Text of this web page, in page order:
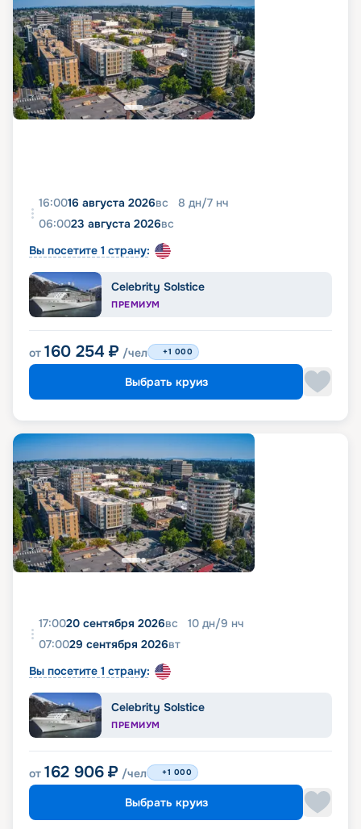
16:0016 августа 2026вс 8 дн/7 нч
06:0023 августа 2026вс
Вы посетите 1 страну:
Celebrity Solstice
ПРЕМИУМ
от 160 254 ₽ /чел +1 000
Выбрать круиз
17:0020 сентября 2026вс 10 дн/9 нч
07:0029 сентября 2026вт
Вы посетите 1 страну:
Celebrity Solstice
ПРЕМИУМ
от 162 906 ₽ /чел +1 000
Выбрать круиз